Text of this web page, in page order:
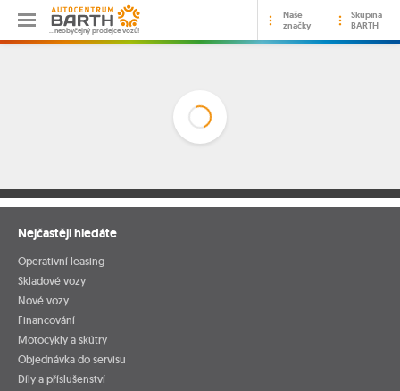
…neobyčejný prodejce vozů!
Naše
značky
Skupina
BARTH
Nejčastěji hledáte
Operativní leasing
Skladové vozy
Nové vozy
Financování
Motocykly a skútry
Objednávka do servisu
Díly a příslušenství